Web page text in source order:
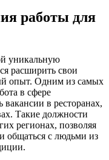
работы для
уникальную
расширить свои
опыт. Одним из самых
в сфере
в ресторанах,
Такие должности
регионах, позволяя
общаться с людьми из